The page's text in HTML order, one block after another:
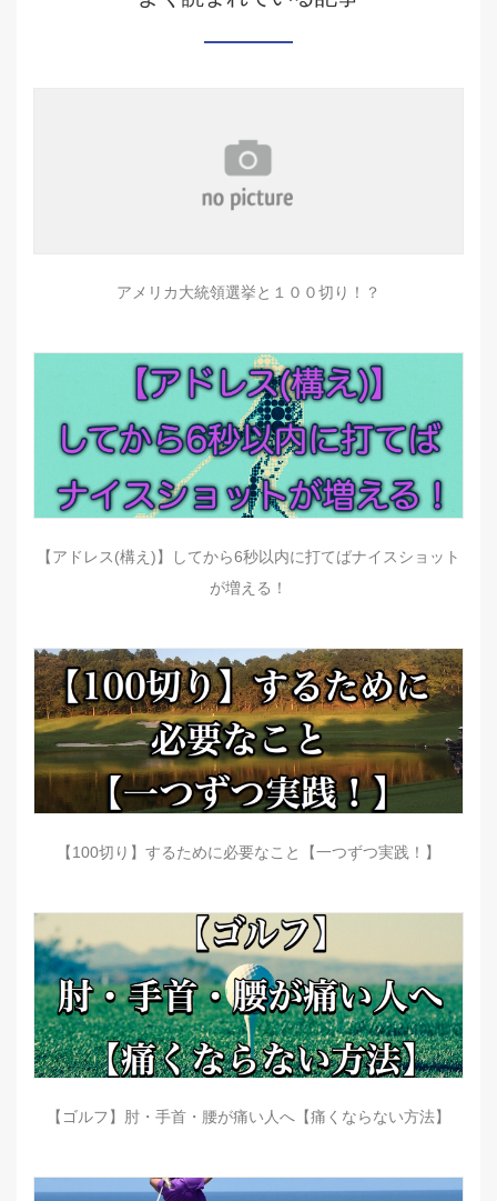
アメリカ大統領選挙と１００切り！？
【アドレス(構え)】してから6秒以内に打てばナイスショット
が増える！
【100切り】するために必要なこと【一つずつ実践！】
【ゴルフ】肘・手首・腰が痛い人へ【痛くならない方法】